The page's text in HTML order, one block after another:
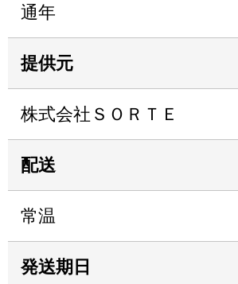
通年
提供元
株式会社ＳＯＲＴＥ
配送
常温
発送期日